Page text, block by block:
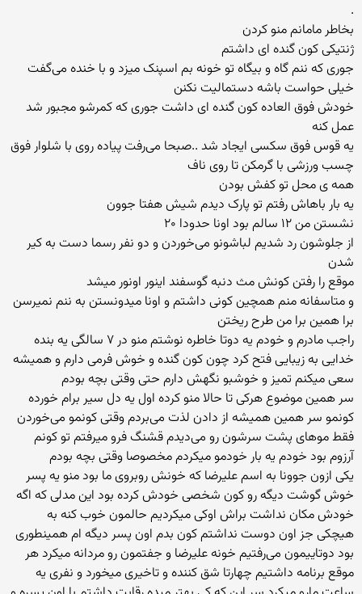
.
بخاطر مامانم منو کردن
ژنتیکی کون گنده ای داشتم
جوری که ننم گاه و بیگاه تو خونه بم اسپنک میزد و با خنده می‌گفت
خیلی حواست باشه دستمالیت نکنن
خودش فوق العاده کون گنده ای داشت جوری که کمرشو مجبور شد
عمل کنه
یه قوس فوق سکسی ایجاد شد ..صبحا می‌رفت پیاده روی با شلوار فوق
چسب ورزشی با گرمکن تا روی ناف
همه ی محل تو کفش بودن
یه بار باهاش رفتم تو پارک دیدم شیش هفتا جوون
نشستن من ۱۲ سالم بود اونا حدودا ۲۰
از جلوشون رد شدیم لباشونو می‌خوردن و دو نفر رسما دست به کیر
شدن
موقع را رفتن کونش مث دنبه گوسفند اینور اونور میشد
و متاسفانه منم همچین کونی داشتم و اونا میدونستن به ننم نمیرسن
برا همین برا من طرح ریختن
راجب مادرم و خودم یه دوتا خاطره نوشتم منو در ۷ سالگی یه بنده
خدایی به زیبایی فتح کرد چون کون گنده و خوش فرمی دارم و همیشه
سعی میکنم تمیز و خوشبو نگهش دارم حتی وقتی بچه بودم
سر همین موضوع هرکی تا حالا منو کرده اول یه دل سیر برام خورده
کونمو سر همین همیشه از دادن لذت می‌بردم وقتی کونمو می‌خوردن
فقط موهای پشت سرشون رو می‌دیدم قشنگ فرو میرفتم تو کونم
آرزوم بود خودم یه بار خودمو میکردم مخصوصا وقتی بچه بودم
یکی ازون جوونا به اسم علیرضا که خونش روبروی ما بود منو یه پسر
خوش گوشت دیگه رو کون شخصی خودش کرده بود این مدلی که اگه
خودش مکان نداشت براش اوکی میکردیم حالمون خوب کنه به
هیچکی جز اون دوست نداشتم کون بدم اون پسر دیگه ام همینطوری
بود دوتاییمون می‌رفتیم خونه علیرضا و جفتمون رو مردانه میکرد هر
موقع برنامه داشتیم چهارتا شق کننده و تاخیری میخورد و نفری یه